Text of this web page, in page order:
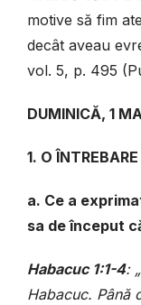
motive să fim
decât aveau
vol. 5, p. 495
DUMINICĂ, 1
1. O
a. Ce a
sa de început
Habacuc 1:1-4:
Habacuc. Până